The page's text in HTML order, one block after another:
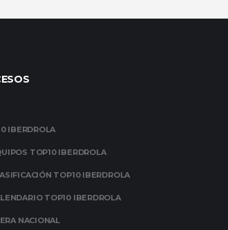
IBERDROLA
TOP10 IBERDROLA
TOP10 IBERDROLA
TOP10 IBERDROLA
NACIONAL